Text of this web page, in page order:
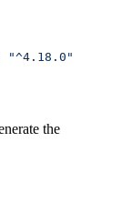
"^4.18.0"
the